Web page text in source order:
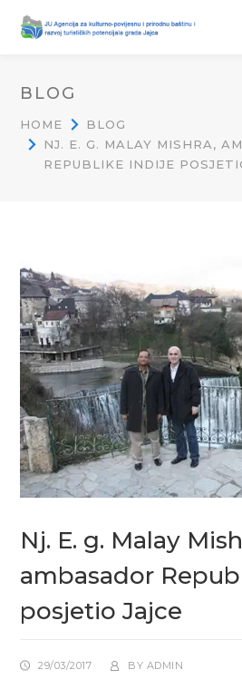
BLOG
HOME
BLOG
NJ. E. G. MALAY MISHRA,
REPUBLIKE INDIJE
Nj. E. g. Malay
ambasador
posjetio Jajce
29/03/2017 BY ADMIN